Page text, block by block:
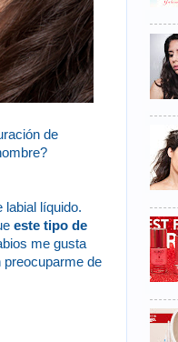
de
labial líquido.
este tipo de
me gusta
preocuparme de